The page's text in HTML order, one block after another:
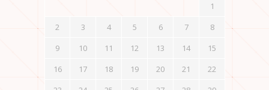
1
2
3 4 5 6 7
8
9
10 11 12 13 14
15
16
17 18 19 20 21
22